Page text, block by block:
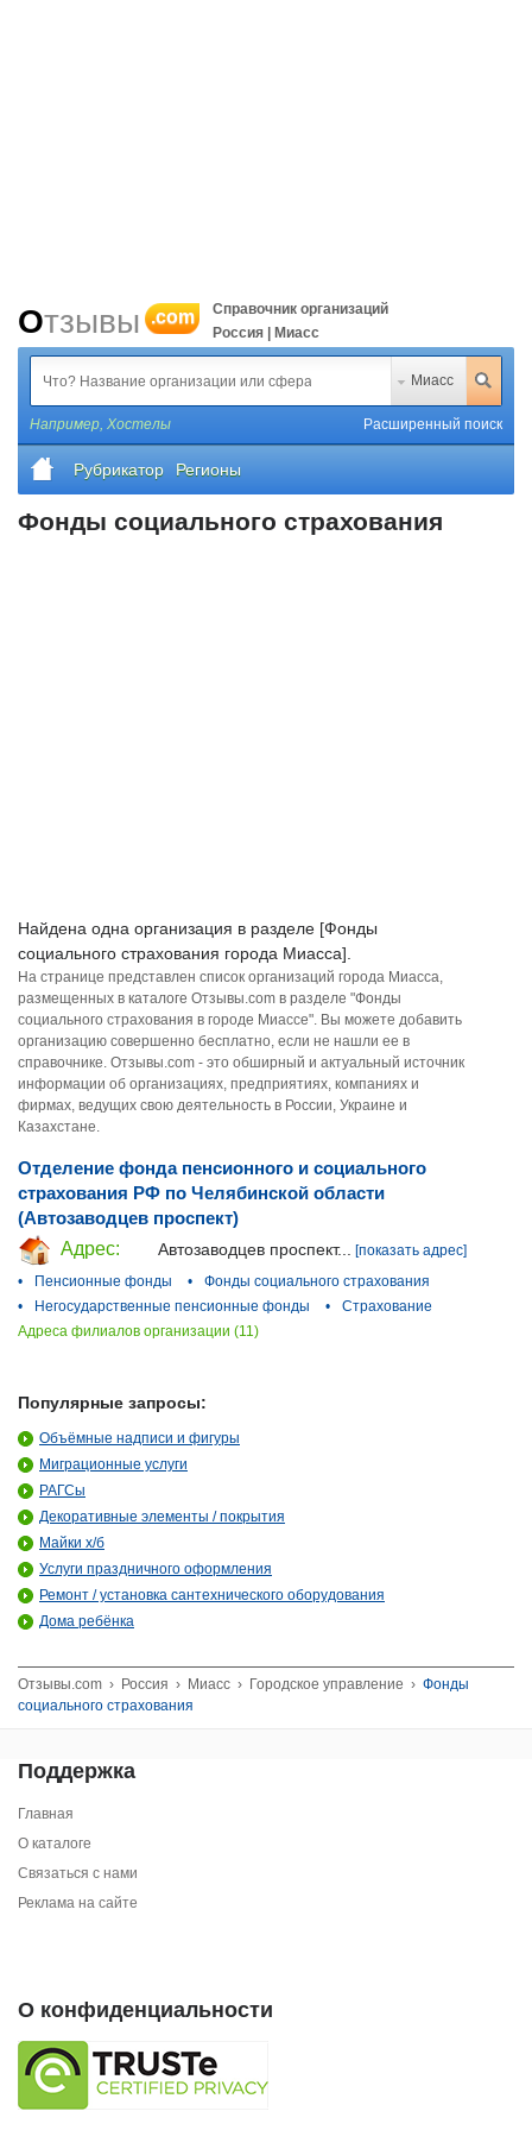
Отзывы .com
Справочник организаций
Россия | Миасс
Миасс
Например, Хостелы Расширенный поиск
Рубрикатор Регионы
Фонды социального страхования
Найдена одна организация в разделе [Фонды
социального страхования города Миасса].
На странице представлен список организаций города Миасса,
размещенных в каталоге Отзывы.com в разделе "Фонды
социального страхования в городе Миассе". Вы можете добавить
организацию совершенно бесплатно, если не нашли ее в
справочнике. Отзывы.com - это обширный и актуальный источник
информации об организациях, предприятиях, компаниях и
фирмах, ведущих свою деятельность в России, Украине и
Казахстане.
Отделение фонда пенсионного и социального
страхования РФ по Челябинской области
(Автозаводцев проспект)
Адрес:
Автозаводцев проспект...
[показать адрес]
•
Пенсионные фонды •
Фонды социального страхования
•
Негосударственные пенсионные фонды •
Страхование
Адреса филиалов организации (11)
Популярные запросы:
Объёмные надписи и фигуры
Миграционные услуги
РАГСы
Декоративные элементы / покрытия
Майки х/б
Услуги праздничного оформления
Ремонт / установка сантехнического оборудования
Дома ребёнка
Отзывы.com › Россия › Миасс › Городское управление › Фонды
социального страхования
Поддержка
Главная
О каталоге
Связаться с нами
Реклама на сайте
О конфиденциальности